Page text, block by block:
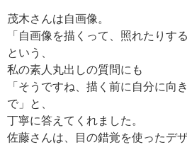
茂木さんは自画像。
「自画像を描くって、照れたりす
という、
私の素人丸出しの質問にも
「そうですね、描く前に自分に向
で」と、
丁寧に答えてくれました。
佐藤さんは、目の錯覚を使ったデザ